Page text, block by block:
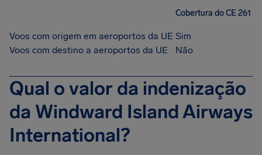
Cobertura do CE 261
Voos com origem em aeroportos da UE Sim
Voos com destino a aeroportos da UE
Não
Qual o valor da indenização
da Windward Island Airways
International?